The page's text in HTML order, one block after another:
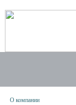
О компании